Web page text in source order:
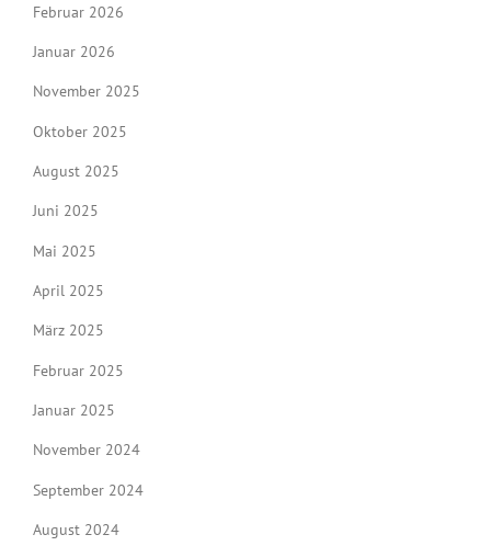
Februar 2026
Januar 2026
November 2025
Oktober 2025
August 2025
Juni 2025
Mai 2025
April 2025
März 2025
Februar 2025
Januar 2025
November 2024
September 2024
August 2024